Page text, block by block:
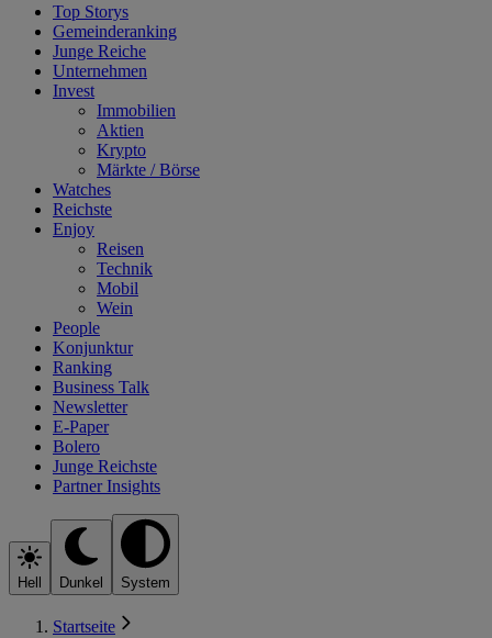
Top Storys
Gemeinderanking
Junge Reiche
Unternehmen
Invest
Immobilien
Aktien
Krypto
Märkte / Börse
Watches
Reichste
Enjoy
Reisen
Technik
Mobil
Wein
People
Konjunktur
Ranking
Business Talk
Newsletter
E-Paper
Bolero
Junge Reichste
Partner Insights
Hell Dunkel System
Startseite